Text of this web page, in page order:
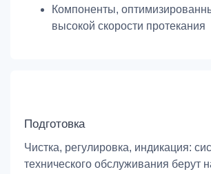
Компоненты,
высокой скорости протекания
Подготовка
Чистка, регулировка, индикация:
технического обслуживания берут